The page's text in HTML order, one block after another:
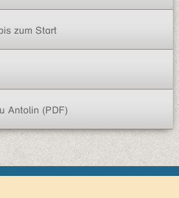
zum Start
Antolin (PDF)